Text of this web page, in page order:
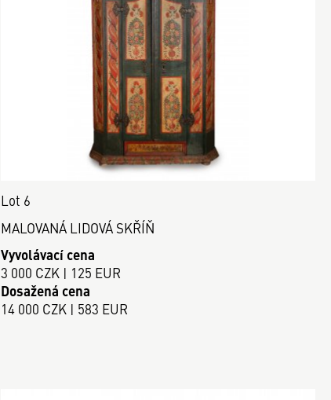
Lot 6
MALOVANÁ LIDOVÁ SKŘÍŇ
Vyvolávací cena
3 000 CZK | 125 EUR
Dosažená cena
14 000 CZK | 583 EUR